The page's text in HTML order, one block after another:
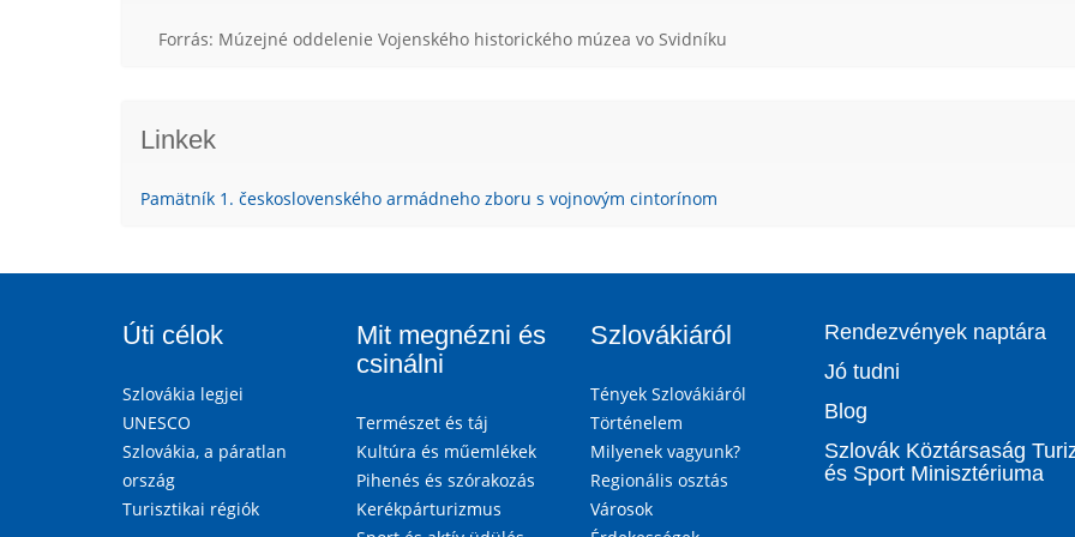
Forrás: Múzejné oddelenie Vojenského historického múzea vo Svidníku
Linkek
Pamätník 1. československého armádneho zboru s vojnovým cintorínom
Úti célok
Szlovákia legjei
UNESCO
Szlovákia, a páratlan
ország
Turisztikai régiók
Mit megnézni és
csinálni
Természet és táj
Kultúra és műemlékek
Pihenés és szórakozás
Kerékpárturizmus
Szlovákiáról
Tények Szlovákiáról
Történelem
Milyenek vagyunk?
Regionális osztás
Városok
Rendezvények naptára
Jó tudni
Blog
Szlovák Köztársaság
és Sport Minisztériuma